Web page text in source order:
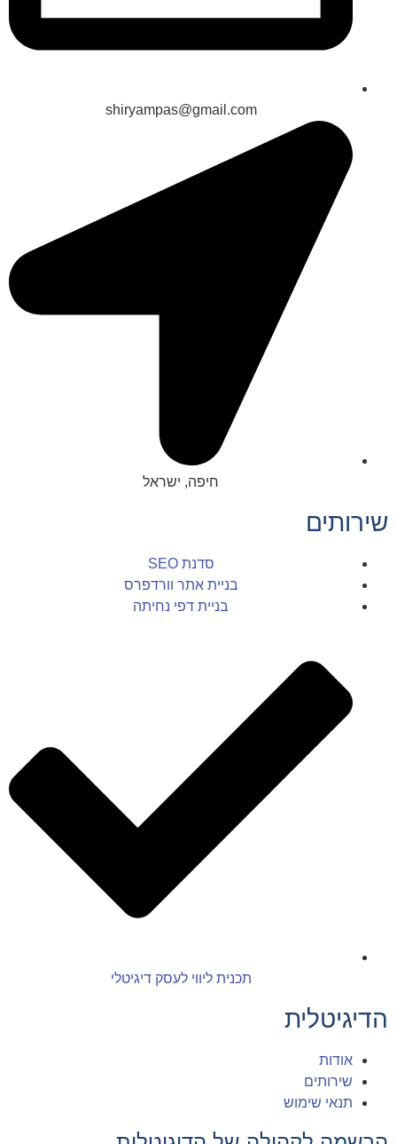
shiryampas@gmail.com
חיפה, ישראל
שירותים
סדנת SEO
בניית אתר וורדפרס
בניית דפי נחיתה
תכנית ליווי לעסק דיגיטלי
הדיגיטלית
אודות
שירותים
תנאי שימוש